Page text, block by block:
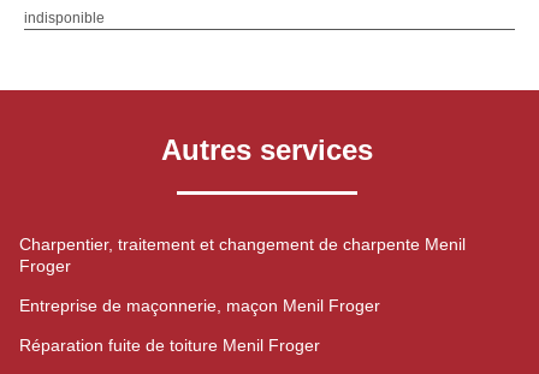
indisponible
Autres services
Charpentier, traitement et changement de charpente Menil
Froger
Entreprise de maçonnerie, maçon Menil Froger
Réparation fuite de toiture Menil Froger